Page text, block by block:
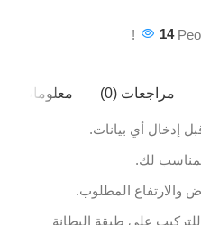
14
مراجعات (0) معلومات
إدخال أي بيانات.
لك.
والارتفاع المطلوب.
على طبقة البطانة